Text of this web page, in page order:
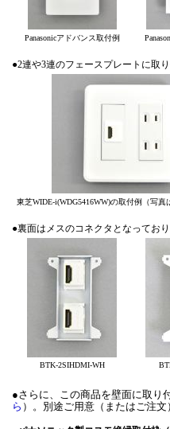
Panasonicアドバンス取付例
●2連や3連のフェースプレートに
東芝WIDE-i(WDG5416WW)の取付例（写真
●裏面はメスのコネクタとなってお
BTK-2SIHDMI-WH
●さらに、この商品を壁面に取り
ら ）。別途ご用意（またはご注文